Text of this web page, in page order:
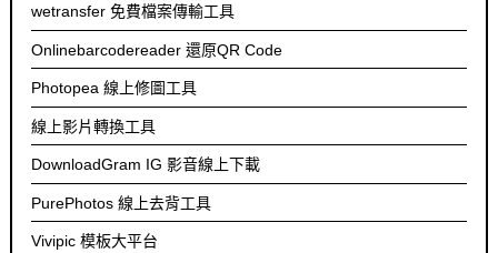
wetransfer 免費檔案傳輸工具
Onlinebarcodereader 還原QR Code
Photopea 線上修圖工具
線上影片轉換工具
DownloadGram IG 影音線上下載
PurePhotos 線上去背工具
Vivipic 模板大平台